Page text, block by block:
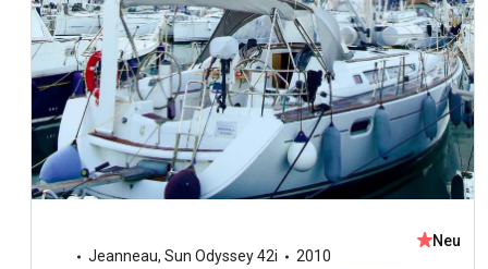
Jeanneau, Sun Odyssey 42i
2010
Neu